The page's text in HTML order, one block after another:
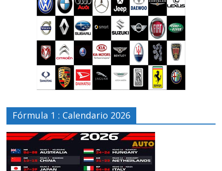
Fórmula 1 : Calendario 2026